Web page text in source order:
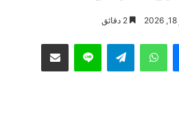
ماسنجر واتساب تيلقرام لاين مشاركة عبر البريد